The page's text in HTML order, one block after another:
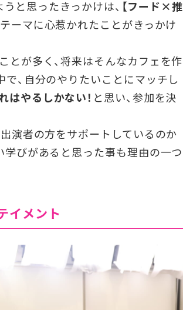
と思ったきっかけは、 【フード×推
ーマに心惹かれたことがきっかけ
とが多く、将来はそんなカフェを作
、自分のやりたいことにマッチし
はやるしかない！ と思い、参加を決
演者の方をサポートしているのか
学びがあると思った事も理由の一つ
イメント